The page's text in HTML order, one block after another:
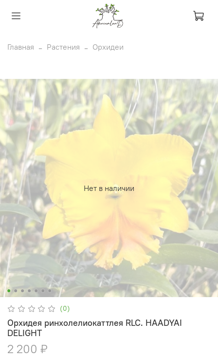
Главная Растения Орхидеи
Нет в наличии
(0)
Орхидея ринхолелиокаттлея RLC. HAADYAI
DELIGHT
2 200 ₽